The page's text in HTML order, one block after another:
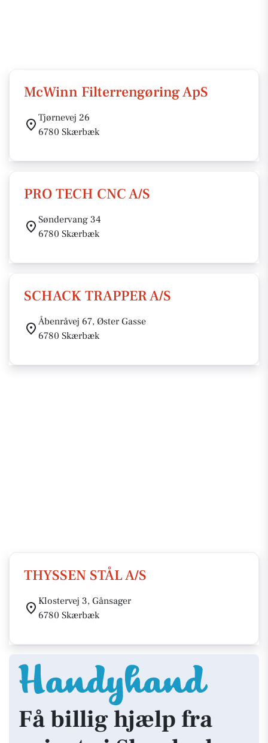
McWinn Filterrengøring ApS
Tjørnevej 26
6780 Skærbæk
PRO TECH CNC A/S
Søndervang 34
6780 Skærbæk
SCHACK TRAPPER A/S
Åbenråvej 67, Øster Gasse
6780 Skærbæk
THYSSEN STÅL A/S
Klostervej 3, Gånsager
6780 Skærbæk
Få billig hjælp fra